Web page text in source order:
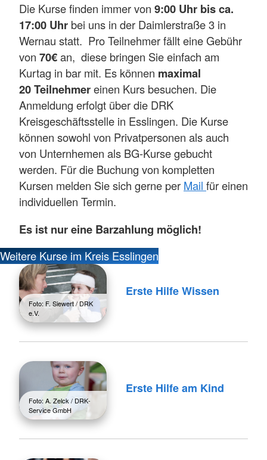
Die Kurse finden immer von 9:00 Uhr bis ca.
17:00 Uhr bei uns in der Daimlerstraße 3 in
Wernau statt. Pro Teilnehmer fällt eine Gebühr
von 70€an, diese bringen Sie einfach am
Kurtag in bar mit. Es können maximal
20 Teilnehmereinen Kurs besuchen. Die
Anmeldung erfolgt über die DRK
Kreisgeschäftsstelle in Esslingen. Die Kurse
können sowohl von Privatpersonen als auch
von Unternhemen als BG-Kurse gebucht
werden. Für die Buchung von kompletten
Kursen melden Sie sich gerne per Mail für einen
individuellen Termin.
Es ist nur eine Barzahlung möglich!
Weitere Kurse im Kreis Esslingen
Foto: F. Siewert / DRK
e.V.
Erste Hilfe Wissen
Foto: A. Zelck / DRK-
Service GmbH
Erste Hilfe am Kind